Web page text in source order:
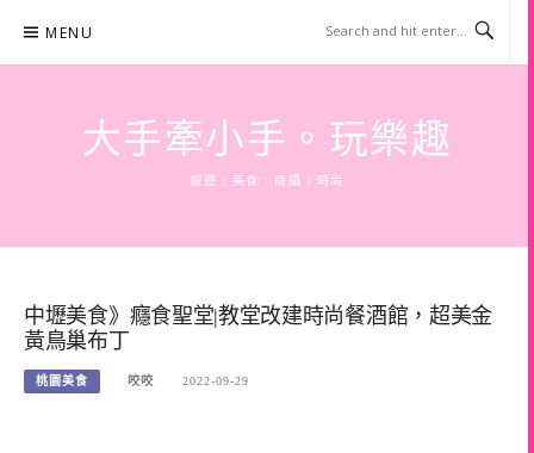
content
MENU
大手牽小手。玩樂趣
旅遊 | 美食 | 商攝 | 時尚
中壢美食》癮食聖堂|教堂改建時尚餐酒館，超美金
黃鳥巢布丁
桃園美食 咬咬 2022-09-29